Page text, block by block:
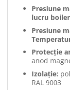
Presiune
lucru
Presiune
Protecție
anod
Izolație:
RAL 9003